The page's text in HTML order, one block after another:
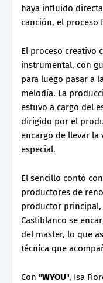
haya influido
canción, el proceso
El proceso creativo
instrumental, con
para luego pasar a
melodía. La
estuvo a cargo del
dirigido por el
encargó de llevar
especial.
El sencillo contó
productores de
productor principal,
Castiblanco se
del master, lo que
técnica que
Con "WYOU", Isa